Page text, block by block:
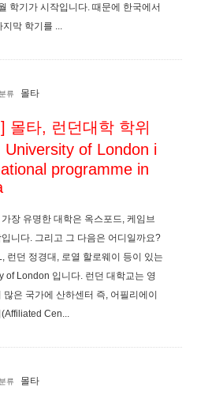
학기가 시작입니다. 때문에 한국에서
지막 학기를 ...
류 몰타
몰타, 런던대학 학위
University of London i
programme in
장 유명한 대학은 옥스포드, 케임브
니다. 그리고 그 다음은 어디일까요?
런던 정경대, 로열 할로웨이 등이 있는
of London 입니다. 런던 대학교는 영
많은 국가에 산하센터 즉, 어필리에이
Cen...
류 몰타